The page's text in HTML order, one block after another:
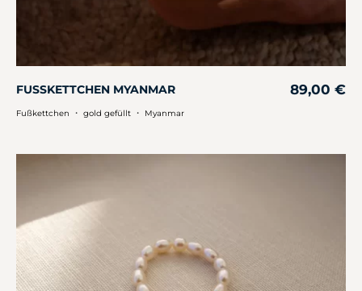
FUSSKETTCHEN MYANMAR 89,00 €
Fußkettchen ・ gold gefüllt ・ Myanmar